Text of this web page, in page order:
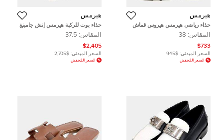
هيرمس
حذاء رياضي هيرمس هيروس قماش
محبوك وزمخ أسود برباط مقاس 38
المقاس: 38
$733
السعر المبدئي: $945
السعر المُخفض
هيرمس
حذاء بوت للركبة هيرمس إتش جامبنغ
جلد أسود مقاس 37
المقاس: 37.5
$2,405
السعر المبدئي: $2,705
السعر المُخفض